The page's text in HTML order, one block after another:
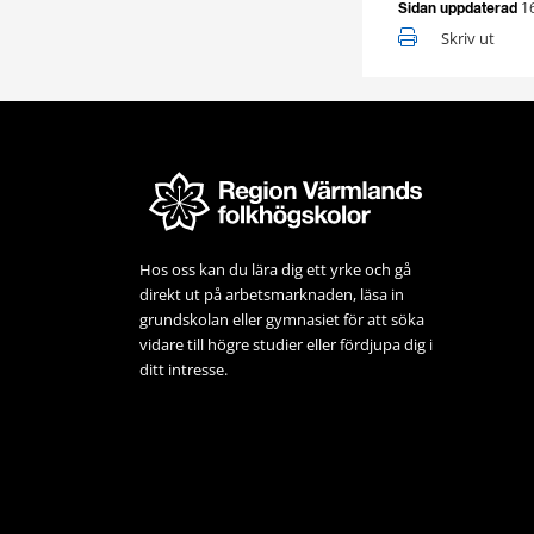
Sidan uppdaterad
Skriv ut
Hos oss kan du lära dig ett yrke och gå
direkt ut på arbets­marknaden, läsa in
grundskolan eller gymnasiet för att söka
vidare till högre studier eller fördjupa dig i
ditt intresse.